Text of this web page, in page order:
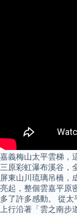
嘉義梅山太平雲梯，
三原彩虹瀑布溪谷，
屏東山川琉璃吊橋，
亮起，整個雲嘉平原
多了許多感動。 從
上行沿著「雲之南